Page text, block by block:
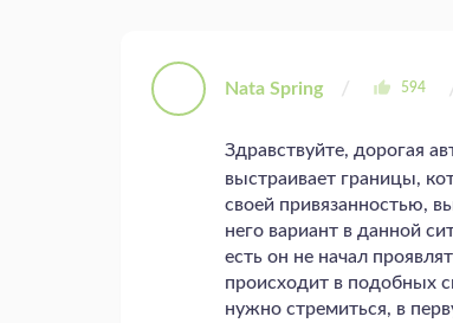
Nata Spring 594
Здравствуйте, дорогая
выстраивает границы,
своей привязанностью,
него вариант в данной
есть он не начал
происходит в подобных
нужно стремиться, в